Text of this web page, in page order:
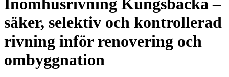
Inomhusrivning Kungsbacka –
säker, selektiv och kontrollerad
rivning inför renovering och
ombyggnation